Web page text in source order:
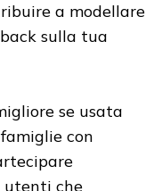
a modellare
sulla tua
se usata
con
utenti che